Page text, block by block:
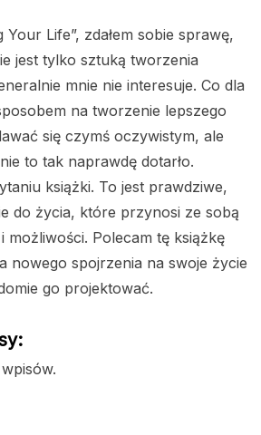
Your Life”, zdałem sobie sprawę,
jest tylko sztuką tworzenia
mnie nie interesuje. Co dla
na tworzenie lepszego
się czymś oczywistym, ale
to tak naprawdę dotarło.
książki. To jest prawdziwe,
do życia, które przynosi ze sobą
możliwości. Polecam tę książkę
nowego spojrzenia na swoje życie
go projektować.